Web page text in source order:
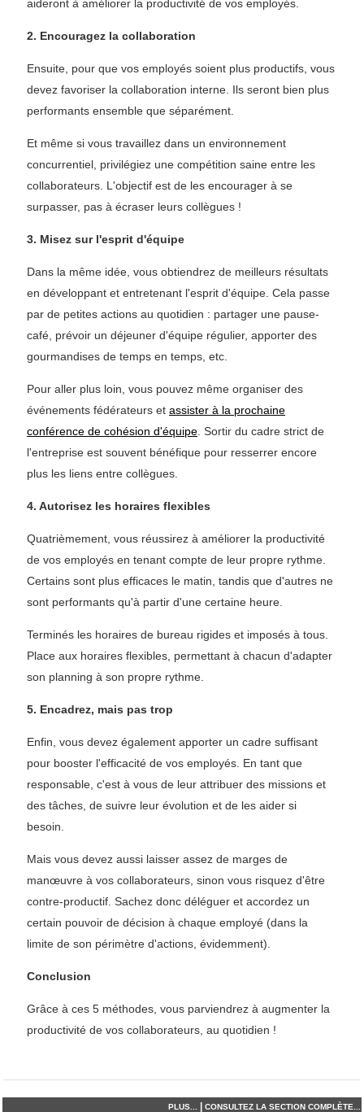
aideront à améliorer la productivité de vos employés.
2. Encouragez la collaboration
Ensuite, pour que vos employés soient plus productifs, vous
devez favoriser la collaboration interne. Ils seront bien plus
performants ensemble que séparément.
Et même si vous travaillez dans un environnement
concurrentiel, privilégiez une compétition saine entre les
collaborateurs. L'objectif est de les encourager à se
surpasser, pas à écraser leurs collègues !
3. Misez sur l'esprit d'équipe
Dans la même idée, vous obtiendrez de meilleurs résultats
en développant et entretenant l'esprit d'équipe. Cela passe
par de petites actions au quotidien : partager une pause-
café, prévoir un déjeuner d'équipe régulier, apporter des
gourmandises de temps en temps, etc.
Pour aller plus loin, vous pouvez même organiser des
événements fédérateurs et assister à la prochaine
conférence de cohésion d'équipe . Sortir du cadre strict de
l'entreprise est souvent bénéfique pour resserrer encore
plus les liens entre collègues.
4. Autorisez les horaires flexibles
Quatrièmement, vous réussirez à améliorer la productivité
de vos employés en tenant compte de leur propre rythme.
Certains sont plus efficaces le matin, tandis que d'autres ne
sont performants qu'à partir d'une certaine heure.
Terminés les horaires de bureau rigides et imposés à tous.
Place aux horaires flexibles, permettant à chacun d'adapter
son planning à son propre rythme.
5. Encadrez, mais pas trop
Enfin, vous devez également apporter un cadre suffisant
pour booster l'efficacité de vos employés. En tant que
responsable, c'est à vous de leur attribuer des missions et
des tâches, de suivre leur évolution et de les aider si
besoin.
Mais vous devez aussi laisser assez de marges de
manœuvre à vos collaborateurs, sinon vous risquez d'être
contre-productif. Sachez donc déléguer et accordez un
certain pouvoir de décision à chaque employé (dans la
limite de son périmètre d'actions, évidemment).
Conclusion
Grâce à ces 5 méthodes, vous parviendrez à augmenter la
productivité de vos collaborateurs, au quotidien !
PLUS... CONSULTEZ LA SECTION COMPLÈTE...